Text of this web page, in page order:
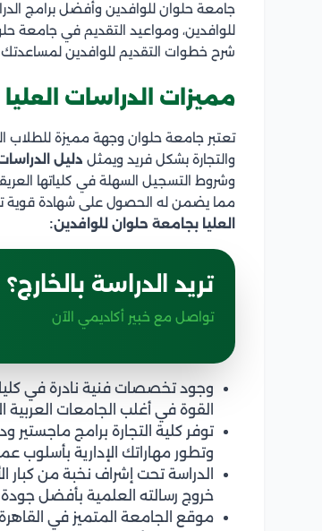
جامعة حلوان للوافدين وأفضل برامج
للوافدين، ومواعيد التقديم في جامعة
شرح خطوات التقديم للوافدين لمساعدتك
مميزات الدراسات
تعتبر جامعة حلوان وجهة مميزة للطلاب
والتجارة بشكل فريد ويمثل دليل
وشروط التسجيل السهلة في كلياتها
مما يضمن له الحصول على شهادة قوية
العليا بجامعة حلوان للوافدين:
تريد الدراسة بالخارج؟
تواصل مع خبير أكاديمي الآن
وجود تخصصات فنية نادرة في
القوة في أغلب الجامعات العربية
توفر كلية التجارة برامج
وتطور مهاراتك الإدارية بأسلوب
الدراسة تحت إشراف نخبة من
خروج رسالته العلمية بأفضل
موقع الجامعة المتميز في